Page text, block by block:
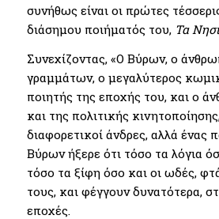
συνήθως είναι οι πρώτες
διάσημου ποιήματός του, Τα
Συνεχίζοντας, «Ο Βύρων, ο
γραμμάτων, ο μεγαλύτερος
ποιητής της εποχής του, και ο
και της πολιτικής
διαφορετικοί άνδρες, αλλά ένας
Βύρων ήξερε ότι τόσο τα λόγια
τόσο τα ξίφη όσο και οι ωδές,
τους, και φέγγουν δυνατότερα,
εποχές.